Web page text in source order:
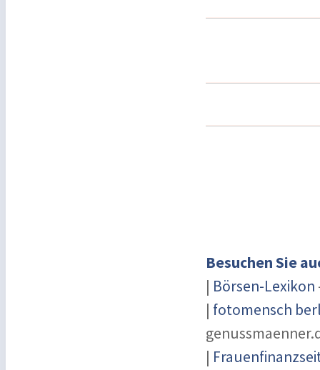
Besuchen Sie
| Börsen-Lexikon
| fotomensch
|